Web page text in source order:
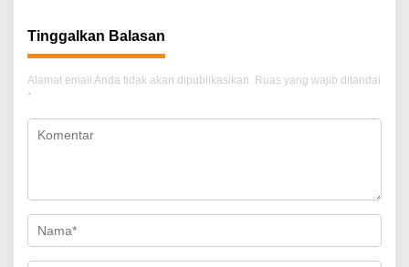
Tinggalkan Balasan
Alamat email Anda tidak akan dipublikasikan. Ruas yang wajib ditandai
*